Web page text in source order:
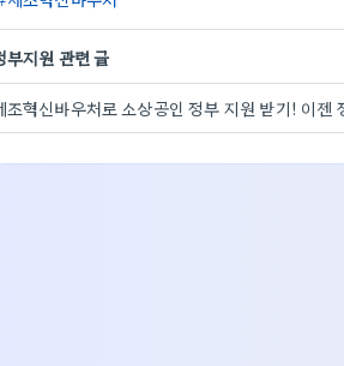
부지원 관련 글
조혁신바우처로 소상공인 정부 지원 받기! 이젠